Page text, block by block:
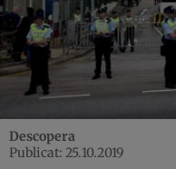
Descopera
Publicat: 25.10.2019